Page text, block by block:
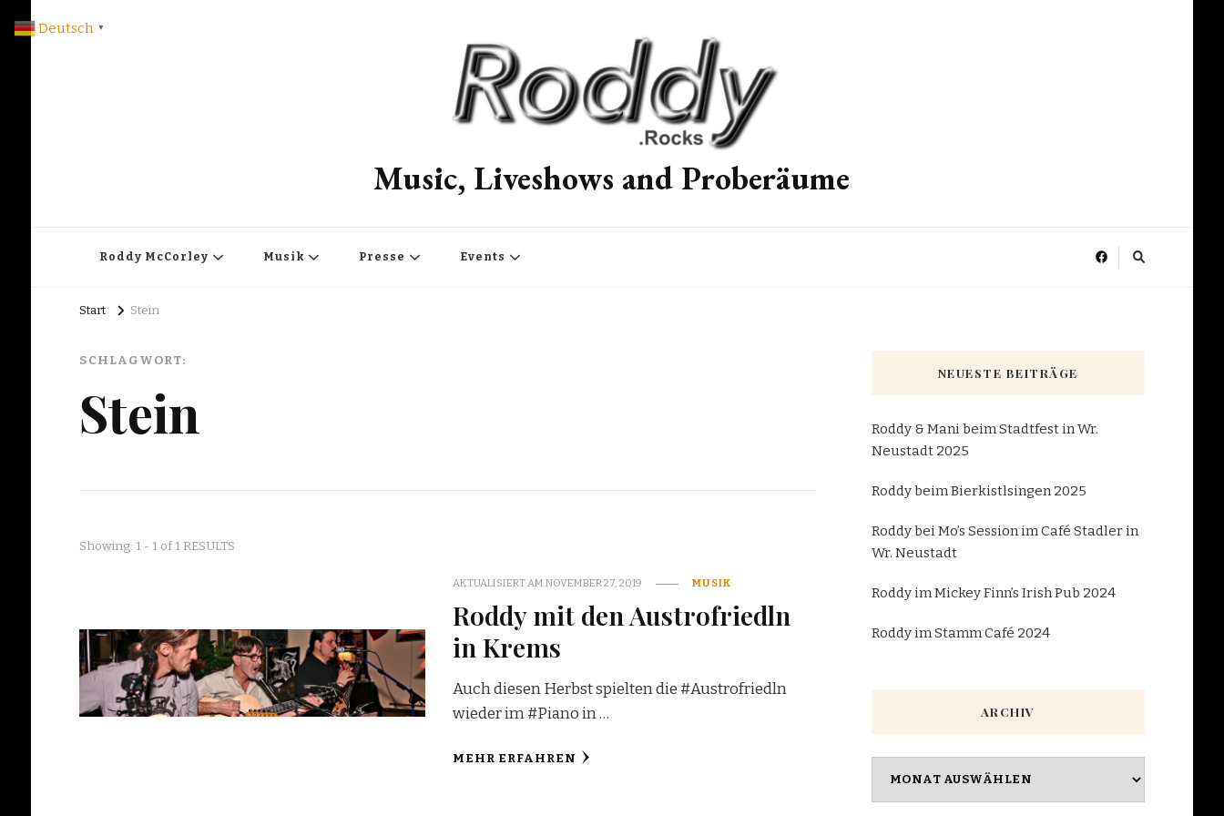
Music, Liveshows and Proberäume
Roddy McCorley Musik Presse Events
Start Stein
SCHLAGWORT:
Stein
Showing: 1 - 1 of 1 RESULTS
AKTUALISIERT AMNOVEMBER 27, 2019 MUSIK
Roddy mit den Austrofriedln
in Krems
Auch diesen Herbst spielten die #Austrofriedln
wieder im #Piano in …
MEHR ERFAHREN
NEUESTE BEITRÄGE
Roddy & Mani beim Stadtfest in Wr.
Neustadt 2025
Roddy beim Bierkistlsingen 2025
Roddy bei Mo’s Session im Café Stadler in
Wr. Neustadt
Roddy im Mickey Finn’s Irish Pub 2024
Roddy im Stamm Café 2024
ARCHIV
Deutsch ▼